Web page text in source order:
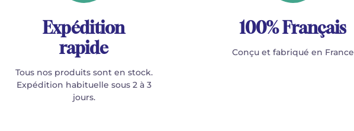
Expédition
rapide
Tous nos produits sont en stock.
Expédition habituelle sous 2 à 3
jours.
100% Français
Conçu et fabriqué en France